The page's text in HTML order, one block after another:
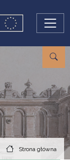
Strona główna